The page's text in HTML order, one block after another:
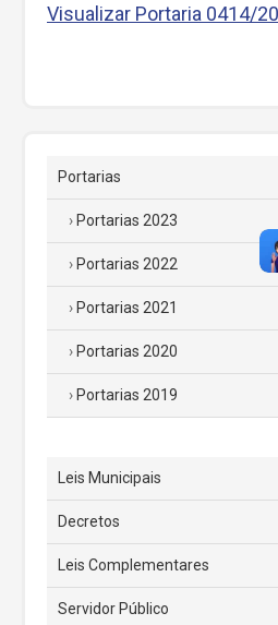
Visualizar Portaria 0414/
Portarias
Portarias 2023
Portarias 2022
Portarias 2021
Portarias 2020
Portarias 2019
Leis Municipais
Decretos
Leis Complementares
Servidor Público